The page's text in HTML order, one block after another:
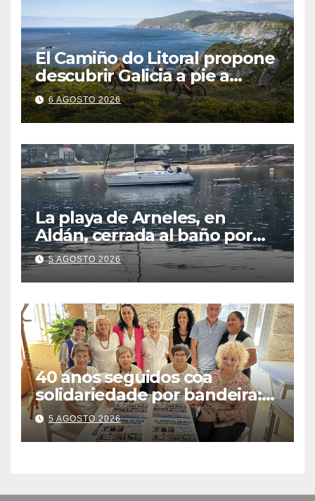
El Camiño do Litoral propone
descubrir Galicia a pie a
través de más de 1.300
kilómetros
6 AGOSTO 2026
La playa de Arneles, en
Aldán, cerrada al baño por
contaminación del agua tras
detectarse restos fecales
5 AGOSTO 2026
40 anos seguidos coa
solidariedade por bandeira:
este venres celébrase o
Festival do Kilo no Auditorio
5 AGOSTO 2026